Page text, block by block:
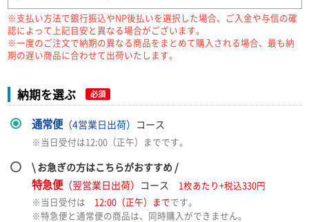
※支払い方法で銀行振込やNP後払いを選択した場合、ご入金や与信の確
認によって上記目安と異なる場合がございます。
※一度のご注文で納期の異なる商品をまとめて購入される場合、最も納
期の遅い商品に合わせて出荷いたします。
納期を選ぶ 必須
通常便（4営業日出荷） コース
※当日受付は12:00（正午）までです。
\ お急ぎの方はこちらがおすすめ /
特急便（翌営業日出荷） コース
1枚あたり+税込330円
※当日受付は 12:00（正午）までです。
※特急便と通常便の商品は、同時購入ができません。